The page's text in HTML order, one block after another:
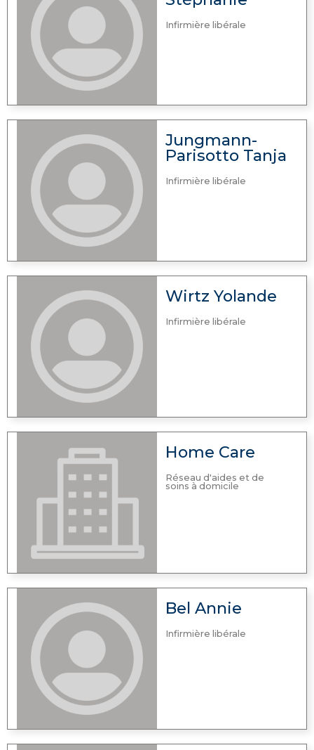
Infirmière libérale
Jungmann-
Parisotto Tanja
Infirmière libérale
Wirtz Yolande
Infirmière libérale
Home Care
Réseau d'aides et de
soins à domicile
Bel Annie
Infirmière libérale